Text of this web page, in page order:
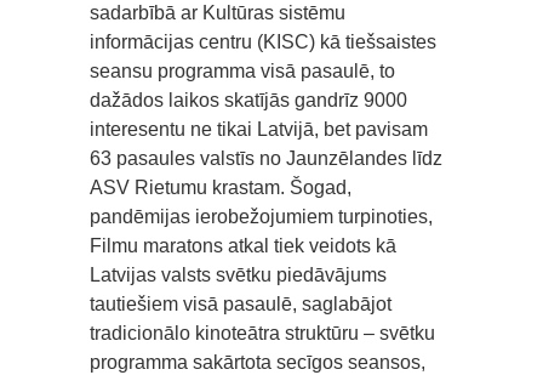
sadarbībā ar Kultūras sistēmu
informācijas centru (KISC) kā tiešsaistes
seansu programma visā pasaulē, to
dažādos laikos skatījās gandrīz 9000
interesentu ne tikai Latvijā, bet pavisam
63 pasaules valstīs no Jaunzēlandes līdz
ASV Rietumu krastam. Šogad,
pandēmijas ierobežojumiem turpinoties,
Filmu maratons atkal tiek veidots kā
Latvijas valsts svētku piedāvājums
tautiešiem visā pasaulē, saglabājot
tradicionālo kinoteātra struktūru – svētku
programma sakārtota secīgos seansos,